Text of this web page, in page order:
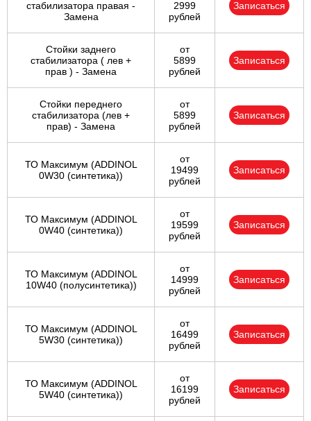
стабилизатора правая -
Замена
2999
рублей
Записаться
Стойки заднего
стабилизатора ( лев +
прав ) - Замена
от
5899
рублей
Записаться
Стойки переднего
стабилизатора (лев +
прав) - Замена
от
5899
рублей
Записаться
ТО Максимум (ADDINOL
0W30 (синтетика))
от
19499
рублей
Записаться
ТО Максимум (ADDINOL
0W40 (синтетика))
от
19599
рублей
Записаться
ТО Максимум (ADDINOL
10W40 (полусинтетика))
от
14999
рублей
Записаться
ТО Максимум (ADDINOL
5W30 (синтетика))
от
16499
рублей
Записаться
ТО Максимум (ADDINOL
5W40 (синтетика))
от
16199
рублей
Записаться